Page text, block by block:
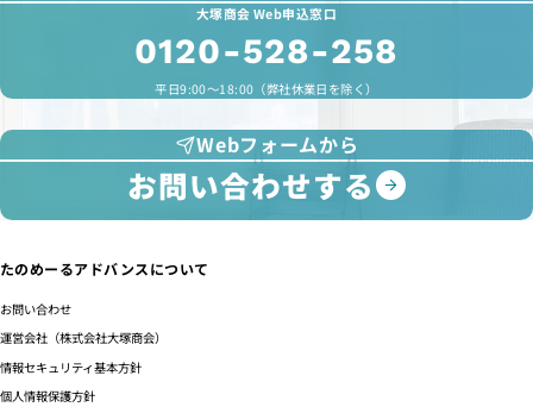
大塚商会 Web申込窓口
0120-528-258
平日9:00～18:00（弊社休業日を除く）
Webフォームから
お問い合わせする
たのめーるアドバンスについて
お問い合わせ
運営会社（株式会社大塚商会）
情報セキュリティ基本方針
個人情報保護方針